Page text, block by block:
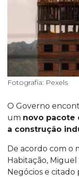
Fotografia: Pexels
O Governo
um novo pacote
a construção
De acordo com o
Habitação,
Negócios e citado